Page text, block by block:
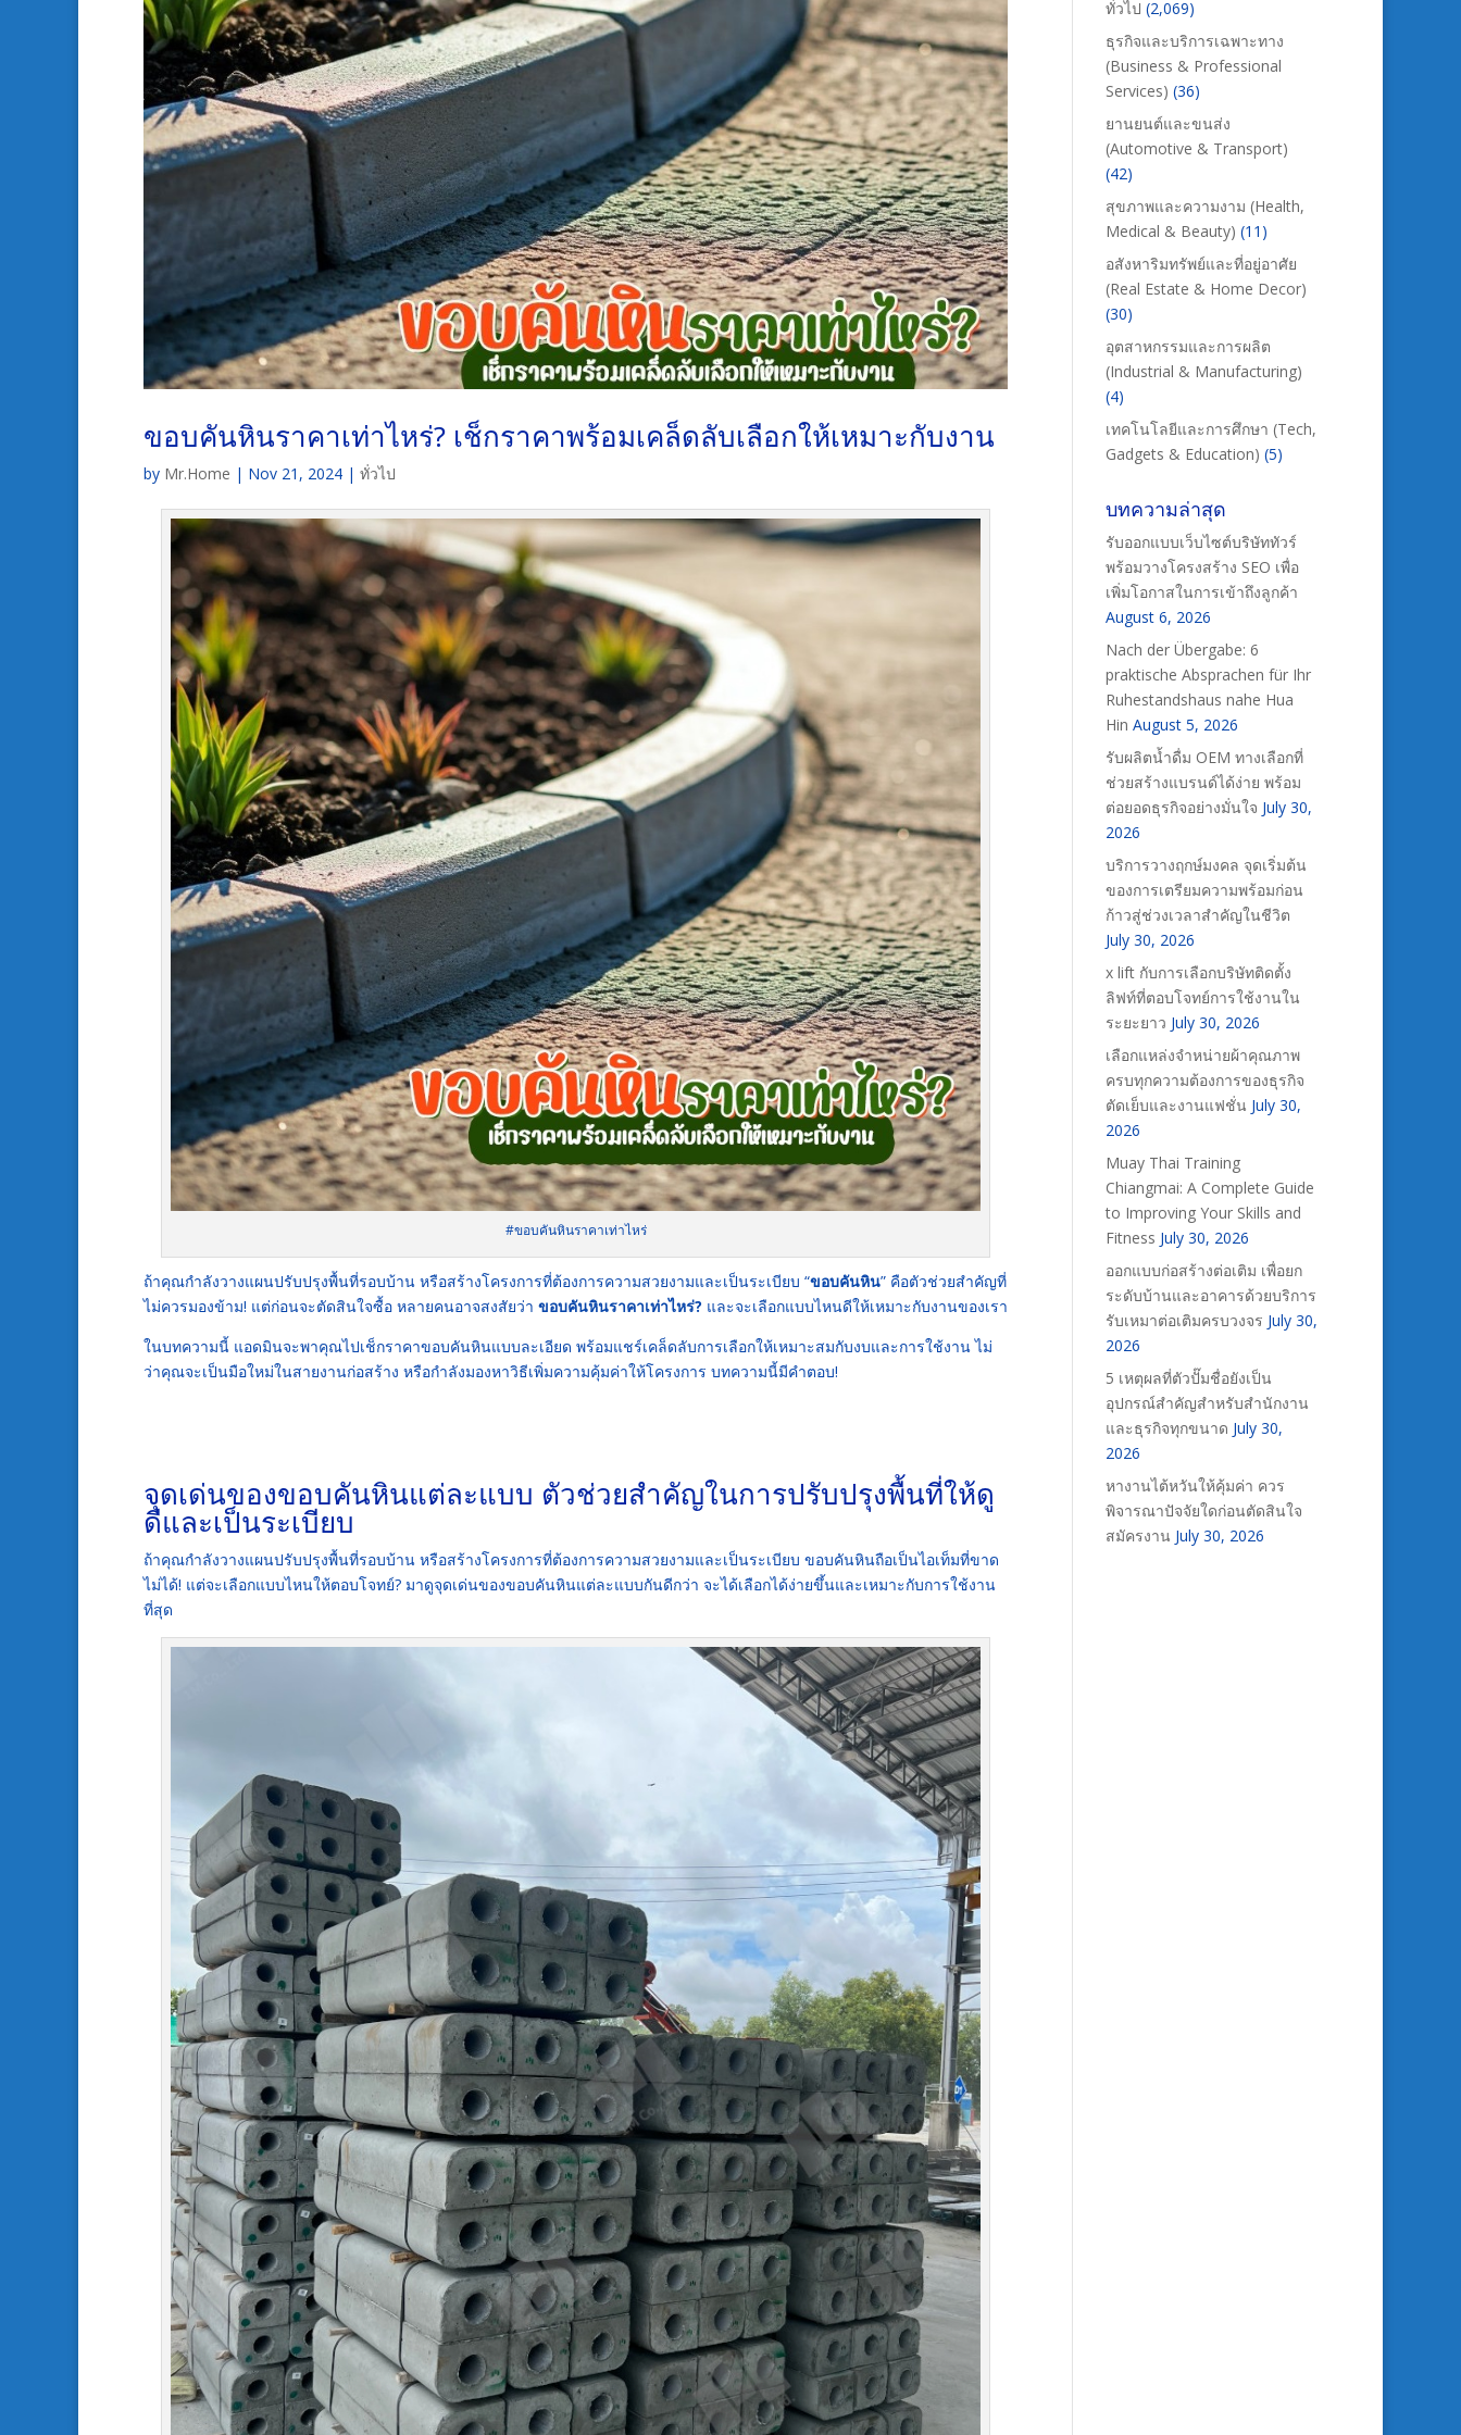
ขอบคันหินราคาเท่าไหร่? เช็กราคาพร้อมเคล็ดลับเลือกให้เหมาะกับงาน
by Mr.Home | Nov 21, 2024 | ทั่วไป
#ขอบคันหินราคาเท่าไหร่
ถ้าคุณกำลังวางแผนปรับปรุงพื้นที่รอบบ้าน หรือสร้างโครงการที่ต้องการความสวยงามและเป็นระเบียบ “ขอบคันหิน” คือตัวช่วยสำคัญที่
ไม่ควรมองข้าม! แต่ก่อนจะตัดสินใจซื้อ หลายคนอาจสงสัยว่า ขอบคันหินราคาเท่าไหร่? และจะเลือกแบบไหนดีให้เหมาะกับงานของเรา
ในบทความนี้ แอดมินจะพาคุณไปเช็กราคาขอบคันหินแบบละเอียด พร้อมแชร์เคล็ดลับการเลือกให้เหมาะสมกับงบและการใช้งาน ไม่
ว่าคุณจะเป็นมือใหม่ในสายงานก่อสร้าง หรือกำลังมองหาวิธีเพิ่มความคุ้มค่าให้โครงการ บทความนี้มีคำตอบ!
จุดเด่นของขอบคันหินแต่ละแบบ ตัวช่วยสำคัญในการปรับปรุงพื้นที่ให้ดู
ดีและเป็นระเบียบ
ถ้าคุณกำลังวางแผนปรับปรุงพื้นที่รอบบ้าน หรือสร้างโครงการที่ต้องการความสวยงามและเป็นระเบียบ ขอบคันหินถือเป็นไอเท็มที่ขาด
ไม่ได้! แต่จะเลือกแบบไหนให้ตอบโจทย์? มาดูจุดเด่นของขอบคันหินแต่ละแบบกันดีกว่า จะได้เลือกได้ง่ายขึ้นและเหมาะกับการใช้งาน
ที่สุด
ทั่วไป (2,069)
ธุรกิจและบริการเฉพาะทาง
(Business & Professional
Services) (36)
ยานยนต์และขนส่ง
(Automotive & Transport)
(42)
สุขภาพและความงาม (Health,
Medical & Beauty) (11)
อสังหาริมทรัพย์และที่อยู่อาศัย
(Real Estate & Home Decor)
(30)
อุตสาหกรรมและการผลิต
(Industrial & Manufacturing)
(4)
เทคโนโลยีและการศึกษา (Tech,
Gadgets & Education) (5)
บทความล่าสุด
รับออกแบบเว็บไซต์บริษัททัวร์
พร้อมวางโครงสร้าง SEO เพื่อ
เพิ่มโอกาสในการเข้าถึงลูกค้า
August 6, 2026
Nach der Übergabe: 6
praktische Absprachen für Ihr
Ruhestandshaus nahe Hua
Hin August 5, 2026
รับผลิตน้ำดื่ม OEM ทางเลือกที่
ช่วยสร้างแบรนด์ได้ง่าย พร้อม
ต่อยอดธุรกิจอย่างมั่นใจ July 30,
2026
บริการวางฤกษ์มงคล จุดเริ่มต้น
ของการเตรียมความพร้อมก่อน
ก้าวสู่ช่วงเวลาสำคัญในชีวิต
July 30, 2026
x lift กับการเลือกบริษัทติดตั้ง
ลิฟท์ที่ตอบโจทย์การใช้งานใน
ระยะยาว July 30, 2026
เลือกแหล่งจำหน่ายผ้าคุณภาพ
ครบทุกความต้องการของธุรกิจ
ตัดเย็บและงานแฟชั่น July 30,
2026
Muay Thai Training
Chiangmai: A Complete Guide
to Improving Your Skills and
Fitness July 30, 2026
ออกแบบก่อสร้างต่อเติม เพื่อยก
ระดับบ้านและอาคารด้วยบริการ
รับเหมาต่อเติมครบวงจร July 30,
2026
5 เหตุผลที่ตัวปั๊มชื่อยังเป็น
อุปกรณ์สำคัญสำหรับสำนักงาน
และธุรกิจทุกขนาด July 30,
2026
หางานไต้หวันให้คุ้มค่า ควร
พิจารณาปัจจัยใดก่อนตัดสินใจ
สมัครงาน July 30, 2026